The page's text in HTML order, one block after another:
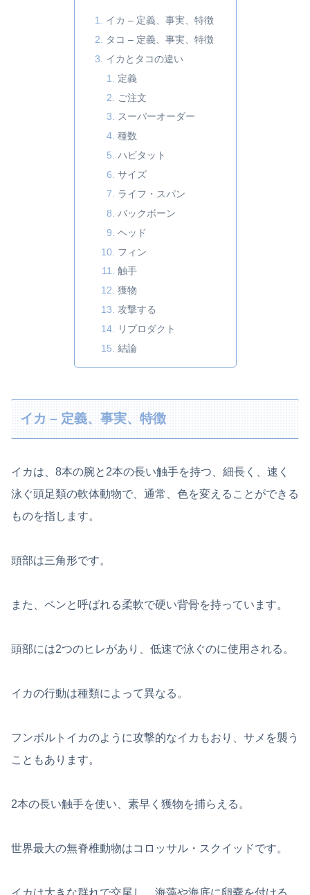
イカ – 定義、事実、特徴
タコ – 定義、事実、特徴
イカとタコの違い
定義
ご注文
スーパーオーダー
種数
ハビタット
サイズ
ライフ・スパン
バックボーン
ヘッド
フィン
触手
獲物
攻撃する
リプロダクト
結論
イカ – 定義、事実、特徴
イカは、8本の腕と2本の長い触手を持つ、細長く、速く
泳ぐ頭足類の軟体動物で、通常、色を変えることができる
ものを指します。
頭部は三角形です。
また、ペンと呼ばれる柔軟で硬い背骨を持っています。
頭部には2つのヒレがあり、低速で泳ぐのに使用される。
イカの行動は種類によって異なる。
フンボルトイカのように攻撃的なイカもおり、サメを襲う
こともあります。
2本の長い触手を使い、素早く獲物を捕らえる。
世界最大の無脊椎動物はコロッサル・スクイッドです。
イカは大きな群れで交尾し、海藻や海底に卵嚢を付ける。